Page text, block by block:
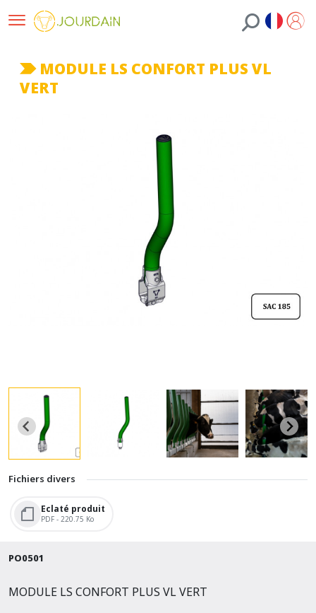
MODULE LS CONFORT PLUS VL
VERT
Fichiers divers
Eclaté produit
PDF - 220.75 Ko
PO0501
MODULE LS CONFORT PLUS VL VERT